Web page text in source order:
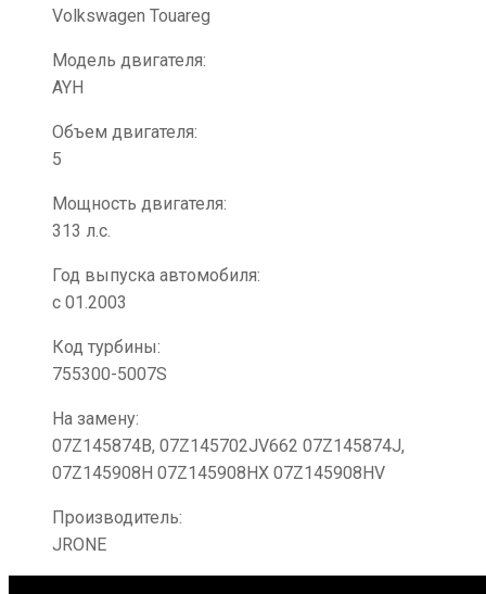
Volkswagen Touareg
Модель двигателя:
AYH
Объем двигателя:
5
Мощность двигателя:
313 л.с.
Год выпуска автомобиля:
с 01.2003
Код турбины:
755300-5007S
На замену:
07Z145874B, 07Z145702JV662 07Z145874J,
07Z145908H 07Z145908HX 07Z145908HV
Производитель:
JRONE